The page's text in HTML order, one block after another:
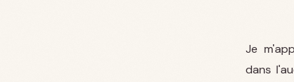
Je
dans